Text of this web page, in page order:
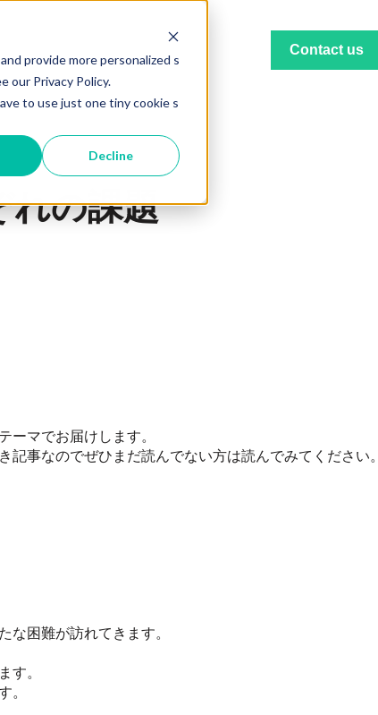
provide more personalized s
our Privacy Policy.
to use just one tiny cookie s
Decline
Contact us
れの課題
ーマでお届けします。
事なのでぜひまだ読んでない方は読んでみてください。
な困難が訪れてきます。
す。
。